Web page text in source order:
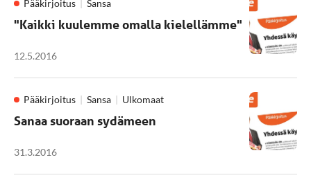
Pääkirjoitus Sansa
"Kaikki kuulemme omalla kielellämme"
12.5.2016
Pääkirjoitus Sansa Ulkomaat
Sanaa suoraan sydämeen
31.3.2016